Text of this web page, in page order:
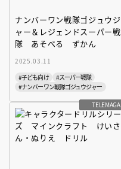
ナンバーワン戦隊ゴジュウジ
ャー＆レジェンドスーパー戦
隊 あそべる ずかん
2025.03.11
#子ども向け
#スーパー戦隊
#ナンバーワン戦隊ゴジュウジャー
TELEMAGA